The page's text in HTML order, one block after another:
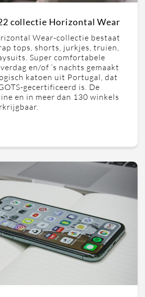
collectie Horizontal Wear
Wear-collectie bestaat
tops, shorts, jurkjes, truien,
Super comfortabele
en/of ’s nachts gemaakt
katoen uit Portugal, dat
gecertificeerd is. De
en in meer dan 130 winkels